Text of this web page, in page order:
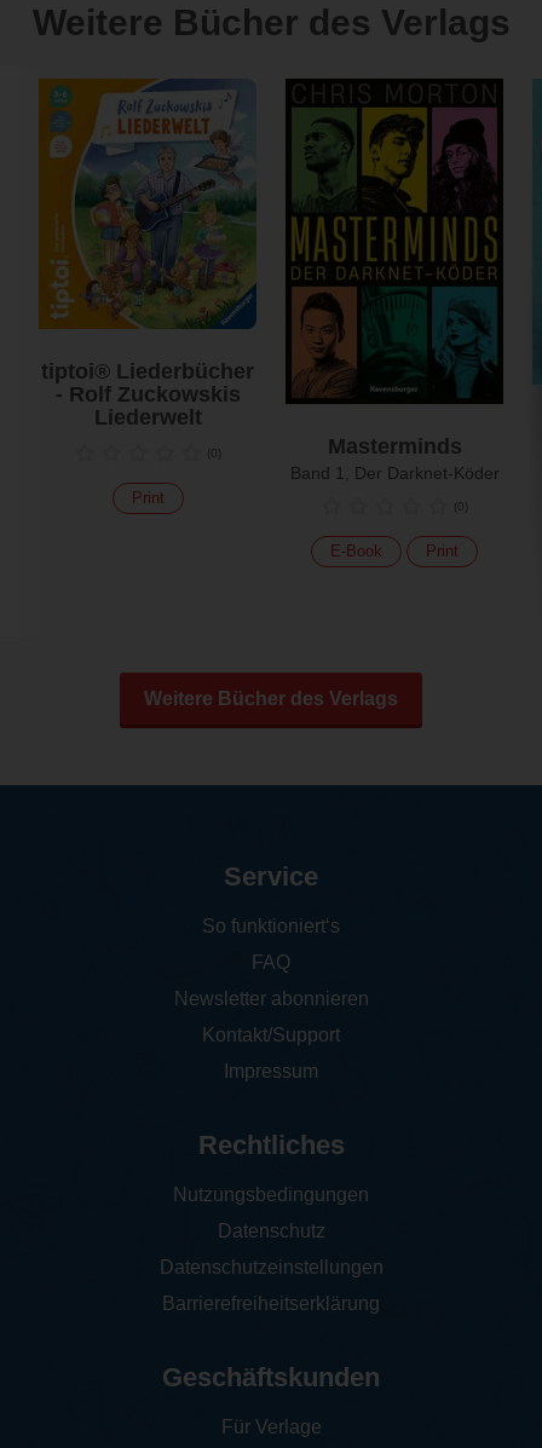
Weitere Bücher des Verlags
tiptoi® Liederbücher
- Rolf Zuckowskis
Liederwelt
(0)
Print
Masterminds
Band 1, Der Darknet-Köder
(0)
E-Book Print
Weitere Bücher des Verlags
Service
So funktioniert‘s
FAQ
Newsletter abonnieren
Kontakt/Support
Impressum
Rechtliches
Nutzungsbedingungen
Datenschutz
Datenschutzeinstellungen
Barrierefreiheitserklärung
Geschäftskunden
Für Verlage